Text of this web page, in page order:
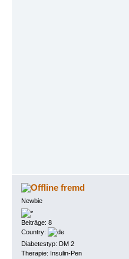
fremd
Newbie
Beiträge: 8
Country:
Diabetestyp: DM 2
Therapie: Insulin-Pen